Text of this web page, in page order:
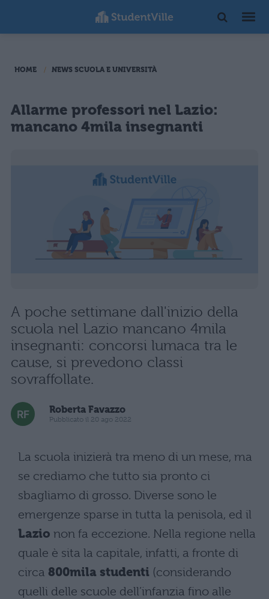
HOME NEWS SCUOLA E UNIVERSITÀ
Allarme professori nel Lazio:
mancano 4mila insegnanti
A poche settimane dall'inizio della
scuola nel Lazio mancano 4mila
insegnanti: concorsi lumaca tra le
cause, si prevedono classi
sovraffollate.
Roberta Favazzo
Pubblicato il 20 ago 2022
La scuola inizierà tra meno di un mese, ma
se crediamo che tutto sia pronto ci
sbagliamo di grosso. Diverse sono le
emergenze sparse in tutta la penisola, ed il
Lazio non fa eccezione. Nella regione nella
quale è sita la capitale, infatti, a fronte di
circa 800mila studenti (considerando
quelli delle scuole dell’infanzia fino alle